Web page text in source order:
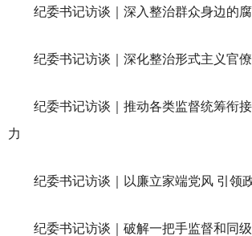
纪委书记访谈｜深入整治群众身边的
纪委书记访谈｜深化整治形式主义官
纪委书记访谈｜推动各类监督统筹衔
力
纪委书记访谈｜以廉立家端党风 引领
纪委书记访谈｜破解一把手监督和同